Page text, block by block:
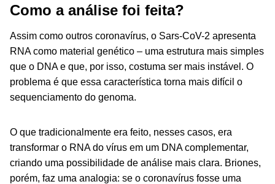
Como a análise foi feita?
Assim como outros coronavírus, o Sars-CoV-2 apresenta
RNA como material genético – uma estrutura mais simples
que o DNA e que, por isso, costuma ser mais instável. O
problema é que essa característica torna mais difícil o
sequenciamento do genoma.
O que tradicionalmente era feito, nesses casos, era
transformar o RNA do vírus em um DNA complementar,
criando uma possibilidade de análise mais clara. Briones,
porém, faz uma analogia: se o coronavírus fosse uma